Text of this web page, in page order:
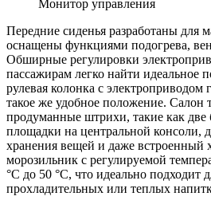
Монитор управления
Передние сиденья разработаны для
оснащены функциями подогрева,
Обширные регулировки
пассажирам легко найти идеальное
рулевая колонка с электроприводом
такое же удобное положение. Салон
продуманные штрихи, такие как две
площадки на центральной консоли,
хранения вещей и даже встроенный
морозильник с регулируемой
°C до 50 °C, что идеально подходит
прохладительных или теплых